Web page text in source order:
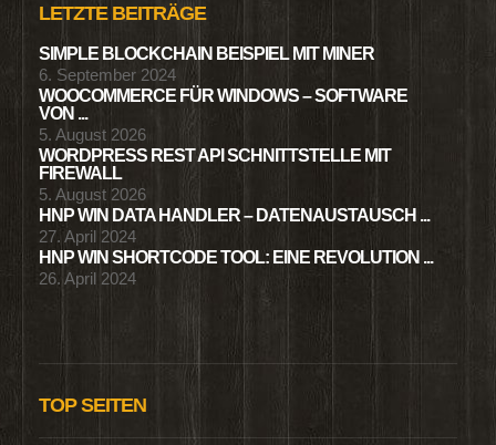
LETZTE BEITRÄGE
SIMPLE BLOCKCHAIN BEISPIEL MIT MINER
6. September 2024
WOOCOMMERCE FÜR WINDOWS – SOFTWARE
VON ...
5. August 2026
WORDPRESS REST API SCHNITTSTELLE MIT
FIREWALL
5. August 2026
HNP WIN DATA HANDLER – DATENAUSTAUSCH ...
27. April 2024
HNP WIN SHORTCODE TOOL: EINE REVOLUTION ...
26. April 2024
TOP SEITEN